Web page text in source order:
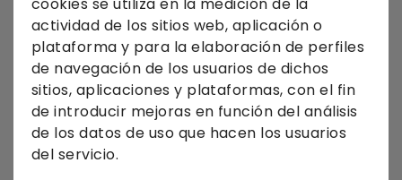
actividad de los sitios web, aplicación o
plataforma y para la elaboración de perfiles
de navegación de los usuarios de dichos
sitios, aplicaciones y plataformas, con el fin
de introducir mejoras en función del análisis
de los datos de uso que hacen los usuarios
del servicio.